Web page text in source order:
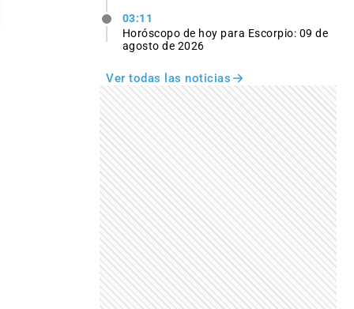
03:11
Horóscopo de hoy para Escorpio: 09 de
agosto de 2026
Ver todas las noticias